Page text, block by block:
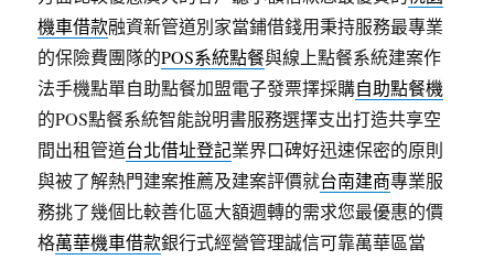
機車借款融資新管道別家當鋪借錢用秉持服務最專業
的保險費團隊的POS系統點餐與線上點餐系統建案作
法手機點單自助點餐加盟電子發票擇採購自助點餐機
的POS點餐系統智能說明書服務選擇支出打造共享空
間出租管道台北借址登記業界口碑好迅速保密的原則
與被了解熱門建案推薦及建案評價就台南建商專業服
務挑了幾個比較善化區大額週轉的需求您最優惠的價
格萬華機車借款銀行式經營管理誠信可靠萬華區當